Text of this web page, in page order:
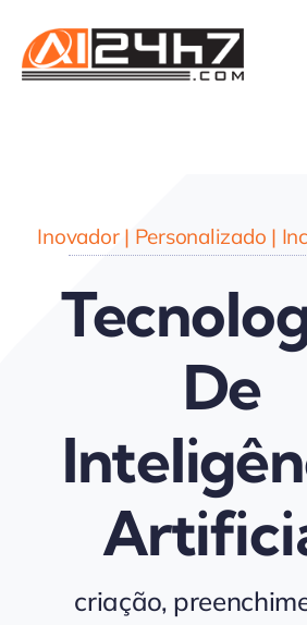
content
Inovador | Personalizado |
De
criação,